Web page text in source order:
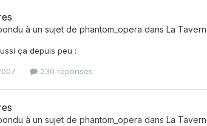
à un sujet de phantom_opera dans La
ça depuis peu :
230 réponses
à un sujet de phantom_opera dans La